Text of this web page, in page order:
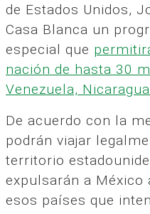
de Estados Unidos,
Casa Blanca un
especial que
nación de hasta 30
Venezuela,
De acuerdo con la
podrán viajar
territorio
expulsarán a México
esos países que